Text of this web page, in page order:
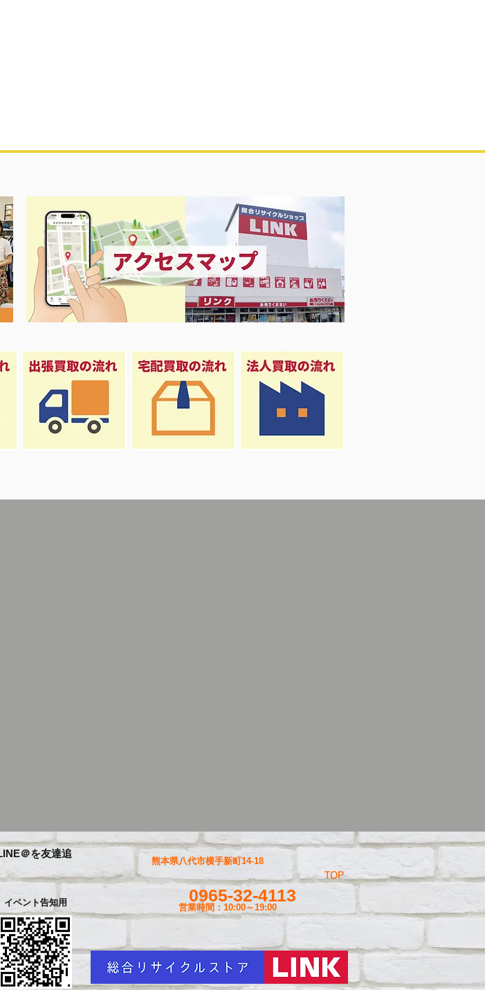
＠を友達追
イベント告知用
TOP
0965-32-4113
営業時間：10:00～19:00
熊本県八代市横手新町14-18